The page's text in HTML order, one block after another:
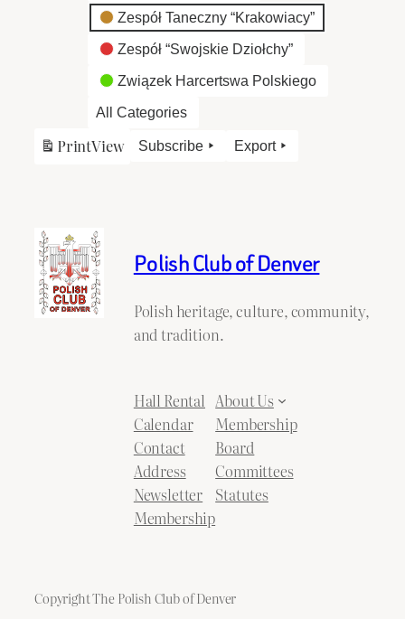
Zespół Taneczny “Krakowiacy”
Zespół “Swojskie Dziołchy”
Związek Harcertswa Polskiego
All Categories
PrintView Subscribe Export
Polish Club of Denver
Polish heritage, culture, community,
and tradition.
Hall Rental
Calendar
Contact
Address
Newsletter
Membership
About Us
Membership
Board
Committees
Statutes
Copyright The Polish Club of Denver